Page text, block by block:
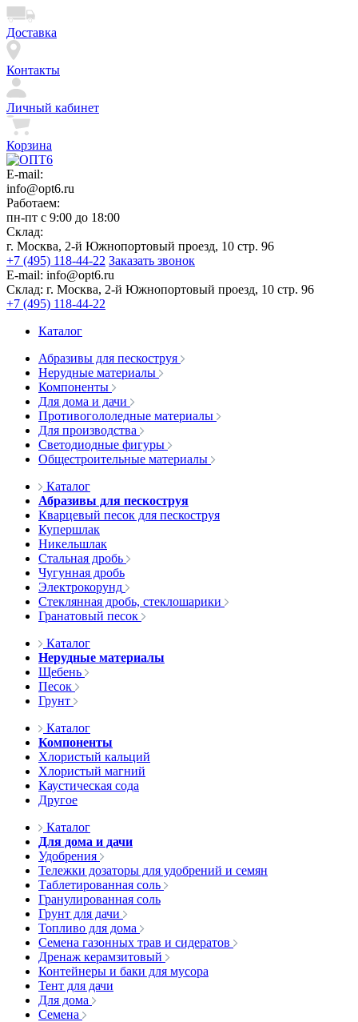
Доставка
Контакты
Личный кабинет
Корзина
E-mail:
info@opt6.ru
Работаем:
пн-пт с 9:00 до 18:00
Склад:
г. Москва, 2-й Южнопортовый проезд, 10 стр. 96
+7 (495) 118-44-22 Заказать звонок
E-mail: info@opt6.ru
Склад: г. Москва, 2-й Южнопортовый проезд, 10 стр. 96
+7 (495) 118-44-22
Каталог
Абразивы для пескоструя
Нерудные материалы
Компоненты
Для дома и дачи
Противогололедные материалы
Для производства
Светодиодные фигуры
Общестроительные материалы
Каталог
Абразивы для пескоструя
Кварцевый песок для пескоструя
Купершлак
Никельшлак
Стальная дробь
Чугунная дробь
Электрокорунд
Стеклянная дробь, стеклошарики
Гранатовый песок
Каталог
Нерудные материалы
Щебень
Песок
Грунт
Каталог
Компоненты
Хлористый кальций
Хлористый магний
Каустическая сода
Другое
Каталог
Для дома и дачи
Удобрения
Тележки дозаторы для удобрений и семян
Таблетированная соль
Гранулированная соль
Грунт для дачи
Топливо для дома
Семена газонных трав и сидератов
Дренаж керамзитовый
Контейнеры и баки для мусора
Тент для дачи
Для дома
Семена